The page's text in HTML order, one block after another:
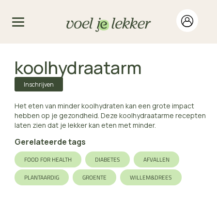
koolhydraatarm
Inschrijven
Het eten van minder koolhydraten kan een grote impact
hebben op je gezondheid. Deze koolhydraatarme recepten
laten zien dat je lekker kan eten met minder.
Gerelateerde tags
FOOD FOR HEALTH DIABETES
AFVALLEN
PLANTAARDIG
GROENTE WILLEM&DREES